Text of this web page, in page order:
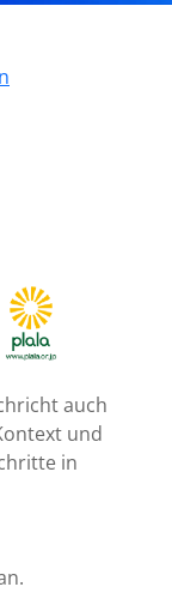
auch
und
in